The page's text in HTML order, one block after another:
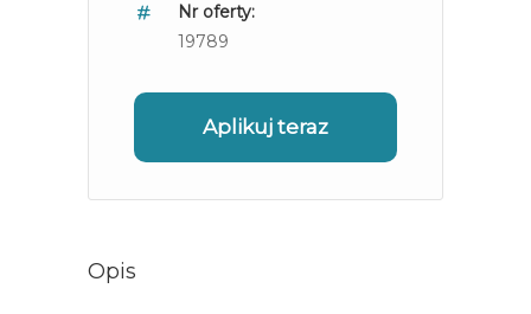
Nr oferty:
19789
Aplikuj teraz
Opis